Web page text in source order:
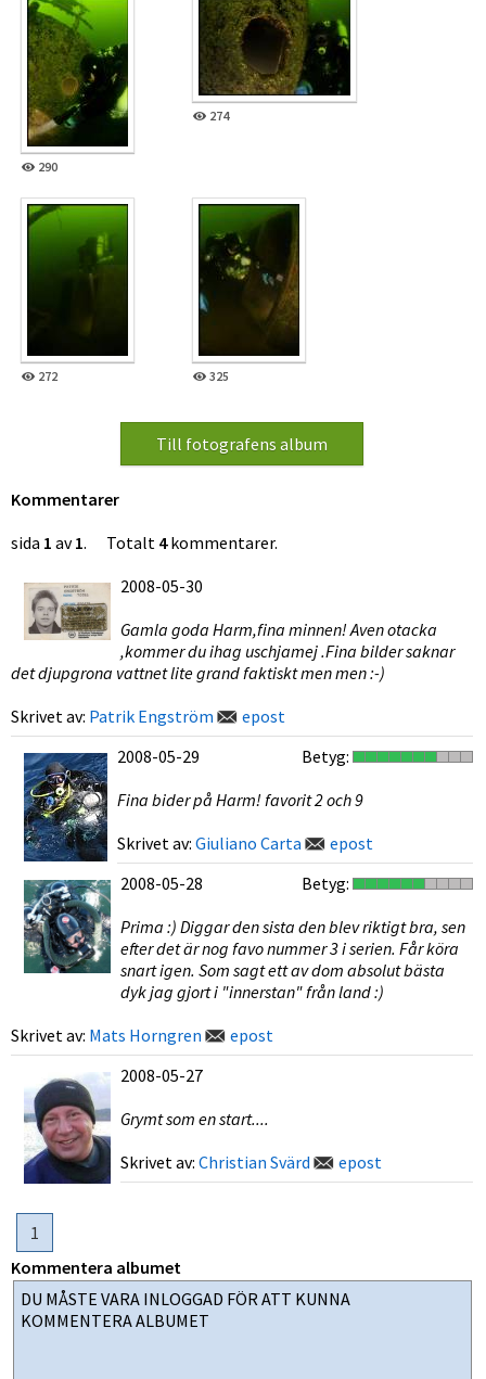
290
274
272 325
Kommentarer
sida 1 av1. Totalt 4kommentarer.
2008-05-30
Gamla goda Harm,fina minnen! Aven otacka
,kommer du ihag uschjamej .Fina bilder saknar
det djupgrona vattnet lite grand faktiskt men men :-)
Skrivet av: Patrik Engström
epost
2008-05-29
Betyg:
Fina bider på Harm! favorit 2 och 9
Skrivet av: Giuliano Carta
epost
2008-05-28
Betyg:
Prima :) Diggar den sista den blev riktigt bra, sen
efter det är nog favo nummer 3 i serien. Får köra
snart igen. Som sagt ett av dom absolut bästa
dyk jag gjort i "innerstan" från land :)
Skrivet av: Mats Horngren
epost
2008-05-27
Grymt som en start....
Skrivet av: Christian Svärd epost
1
Kommentera albumet